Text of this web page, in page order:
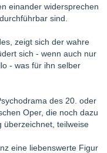
einander widersprechen
sind.
zeigt sich der wahre
sich - wenn auch nur
- was für ihn selber
des 20. oder
Oper, die noch dazu
überzeichnet, teilweise
eine liebenswerte Figur